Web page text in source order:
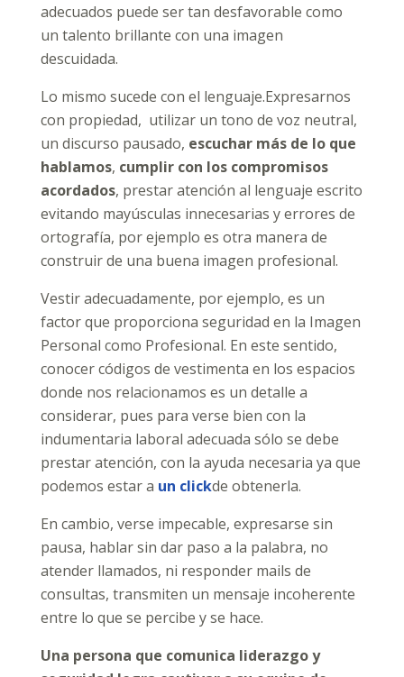
adecuados puede ser tan desfavorable como
un talento brillante con una imagen
descuidada.
Lo mismo sucede con el lenguaje.Expresarnos
con propiedad, utilizar un tono de voz neutral,
un discurso pausado, escuchar más de lo que
hablamos, cumplir con los compromisos
acordados, prestar atención al lenguaje escrito
evitando mayúsculas innecesarias y errores de
ortografía, por ejemplo es otra manera de
construir de una buena imagen profesional.
Vestir adecuadamente, por ejemplo, es un
factor que proporciona seguridad en la Imagen
Personal como Profesional. En este sentido,
conocer códigos de vestimenta en los espacios
donde nos relacionamos es un detalle a
considerar, pues para verse bien con la
indumentaria laboral adecuada sólo se debe
prestar atención, con la ayuda necesaria ya que
podemos estar a un clickde obtenerla.
En cambio, verse impecable, expresarse sin
pausa, hablar sin dar paso a la palabra, no
atender llamados, ni responder mails de
consultas, transmiten un mensaje incoherente
entre lo que se percibe y se hace.
Una persona que comunica liderazgo y